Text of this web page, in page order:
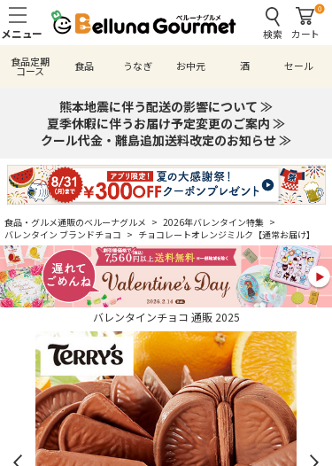
検索
0
カート
食品定期
コース 食品 うなぎ お中元 酒 セール
熊本地震に伴う配送の影響について ≫
夏季休暇に伴うお届け予定変更のご案内 ≫
クール代金・離島追加送料改定のお知らせ ≫
食品・グルメ通販のベルーナグルメ > 2026年バレンタイン特集 >
バレンタイン ブランドチョコ > チョコレートオレンジミルク【通常お届け】
バレンタインチョコ 通販 2025